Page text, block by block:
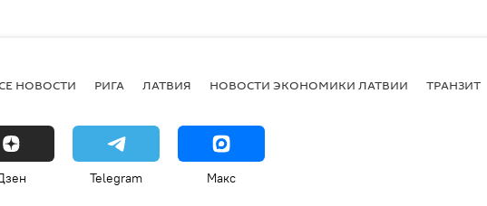
НОВОСТИ РИГА ЛАТВИЯ НОВОСТИ ЭКОНОМИКИ ЛАТВИИ ТРАНЗИТ
Telegram Макс